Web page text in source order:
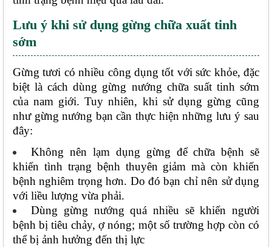
Lưu ý khi sử dụng gừng chữa xuất tinh
sớm
Gừng tươi có nhiều công dụng tốt với sức khỏe, đặc
biệt là cách dùng gừng nướng chữa suất tinh sớm
của nam giới. Tuy nhiên, khi sử dụng gừng cũng
như gừng nướng bạn cần thực hiện những lưu ý sau
đây:
Không nên lạm dụng gừng để chữa bệnh sẽ
khiến tình trạng bệnh thuyên giảm mà còn khiến
bệnh nghiêm trọng hơn. Do đó bạn chỉ nên sử dụng
với liều lượng vừa phải.
Dùng gừng nướng quá nhiều sẽ khiến người
bệnh bị tiêu chảy, ợ nóng; một số trường hợp còn có
thể bị ảnh hưởng đến thị lực